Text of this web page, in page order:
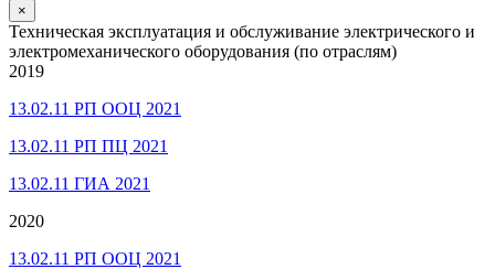
×
Техническая эксплуатация и обслуживание электрического и
электромеханического оборудования (по отраслям)
2019
13.02.11 РП ООЦ 2021
13.02.11 РП ПЦ 2021
13.02.11 ГИА 2021
2020
13.02.11 РП ООЦ 2021